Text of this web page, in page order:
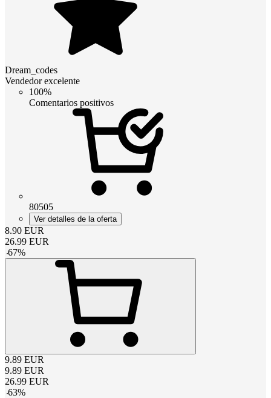
Dream_codes
Vendedor excelente
100%
Comentarios positivos
80505
Ver detalles de la oferta
8.90 EUR
26.99 EUR
-67%
9.89 EUR
9.89 EUR
26.99 EUR
-63%